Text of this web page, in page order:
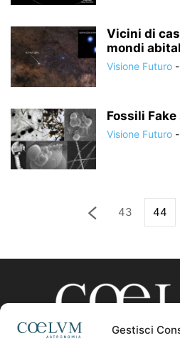
Gestisci
Vicini di
mondi
Visione Futuro -
Fossili
Visione Futuro -
43 44